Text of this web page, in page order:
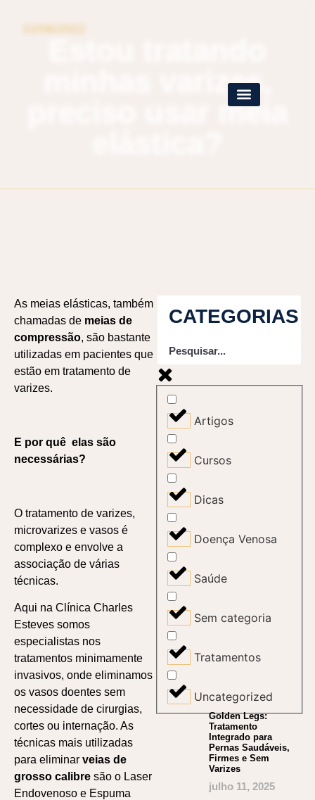
minhas varizes,
preciso usar meia
As meias elásticas, também
chamadas de meias de
compressão, são bastante
utilizadas em pacientes que
estão em tratamento de
varizes.
E por quê elas são
necessárias?
O tratamento de varizes,
microvarizes e vasos é
complexo e envolve a
associação de várias
técnicas.
Aqui na Clínica Charles
Esteves somos
especialistas nos
tratamentos minimamente
invasivos, onde eliminamos
os vasos doentes sem
necessidade de cirurgias,
cortes ou internação. As
técnicas mais utilizadas
para eliminar veias de
grosso calibre são o Laser
Endovenoso e Espuma
CATEGORIAS
Artigos
Cursos
Dicas
Doença Venosa
Saúde
Sem categoria
Tratamentos
Uncategorized
Golden Legs:
Tratamento
Integrado para
Pernas Saudáveis,
Firmes e Sem
Varizes
julho 11, 2025